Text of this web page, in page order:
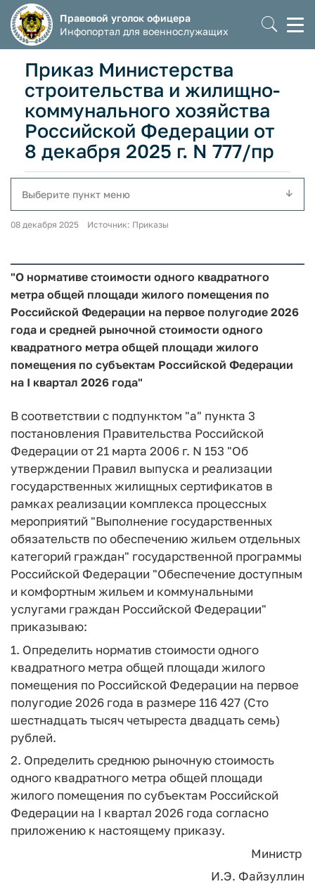
Правовой уголок офицера
Инфопортал для военнослужащих
Приказ Министерства
строительства и жилищно-
коммунального хозяйства
Российской Федерации от
8 декабря 2025 г. N 777/пр
Выберите пункт меню
08 декабря 2025 Источник: Приказы
"О нормативе стоимости одного квадратного
метра общей площади жилого помещения по
Российской Федерации на первое полугодие 2026
года и средней рыночной стоимости одного
квадратного метра общей площади жилого
помещения по субъектам Российской Федерации
на I квартал 2026 года"
В соответствии с подпунктом "а" пункта 3
постановления Правительства Российской
Федерации от 21 марта 2006 г. N 153 "Об
утверждении Правил выпуска и реализации
государственных жилищных сертификатов в
рамках реализации комплекса процессных
мероприятий "Выполнение государственных
обязательств по обеспечению жильем отдельных
категорий граждан" государственной программы
Российской Федерации "Обеспечение доступным
и комфортным жильем и коммунальными
услугами граждан Российской Федерации"
приказываю:
1. Определить норматив стоимости одного
квадратного метра общей площади жилого
помещения по Российской Федерации на первое
полугодие 2026 года в размере 116 427 (Сто
шестнадцать тысяч четыреста двадцать семь)
рублей.
2. Определить среднюю рыночную стоимость
одного квадратного метра общей площади
жилого помещения по субъектам Российской
Федерации на I квартал 2026 года согласно
приложению к настоящему приказу.
Министр
И.Э. Файзуллин